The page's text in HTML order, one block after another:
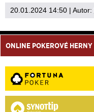
20.01.2024 14:50 | Autor:
ONLINE POKEROVÉ HERNY